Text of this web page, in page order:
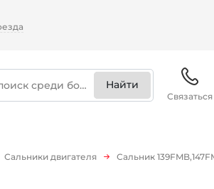
Связаться
Сальники двигателя Сальник